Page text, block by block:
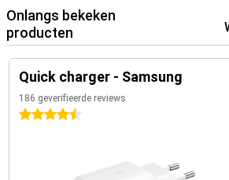
Onlangs bekeken
producten
Quick charger - Samsung
186 geverifieerde reviews
4.5 sterren